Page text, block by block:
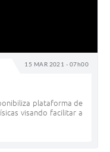
15 MAR 2021 - 07h00
plataforma de
visando facilitar a